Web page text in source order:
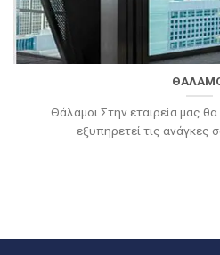
Θάλαμοι Στην εταιρεία μας
εξυπηρετεί τις ανάγκες